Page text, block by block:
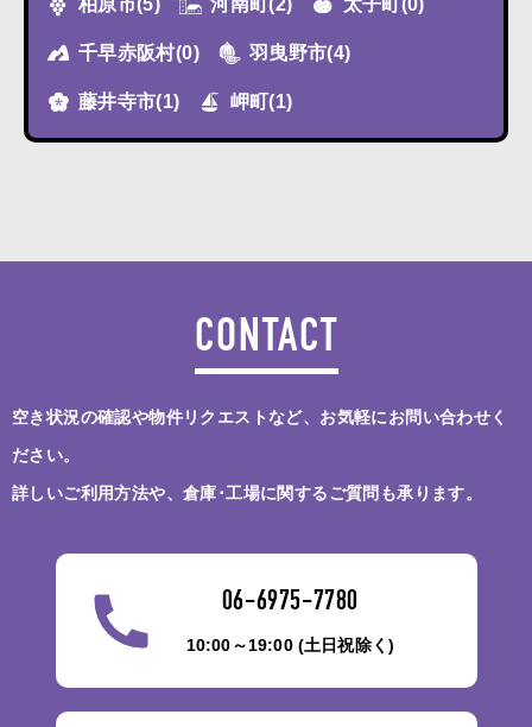
柏原市(5) 河南町(2) 太子町(0)
千早赤阪村(0) 羽曳野市(4)
藤井寺市(1) 岬町(1)
CONTACT
空き状況の確認や物件リクエストなど、お気軽にお問い合わせく
ださい。
詳しいご利用方法や、倉庫･工場に関するご質問も承ります。
06-6975-7780
10:00～19:00 (土日祝除く)